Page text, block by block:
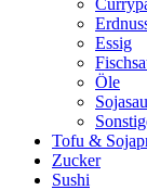
Essig
Öle
Tofu &
Zucker
Sushi